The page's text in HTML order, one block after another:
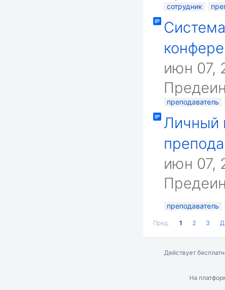
сотрудник
июн 07,
преподаватель
Личный
июн 07,
преподаватель
Пред. 1 2 3
Действует
На